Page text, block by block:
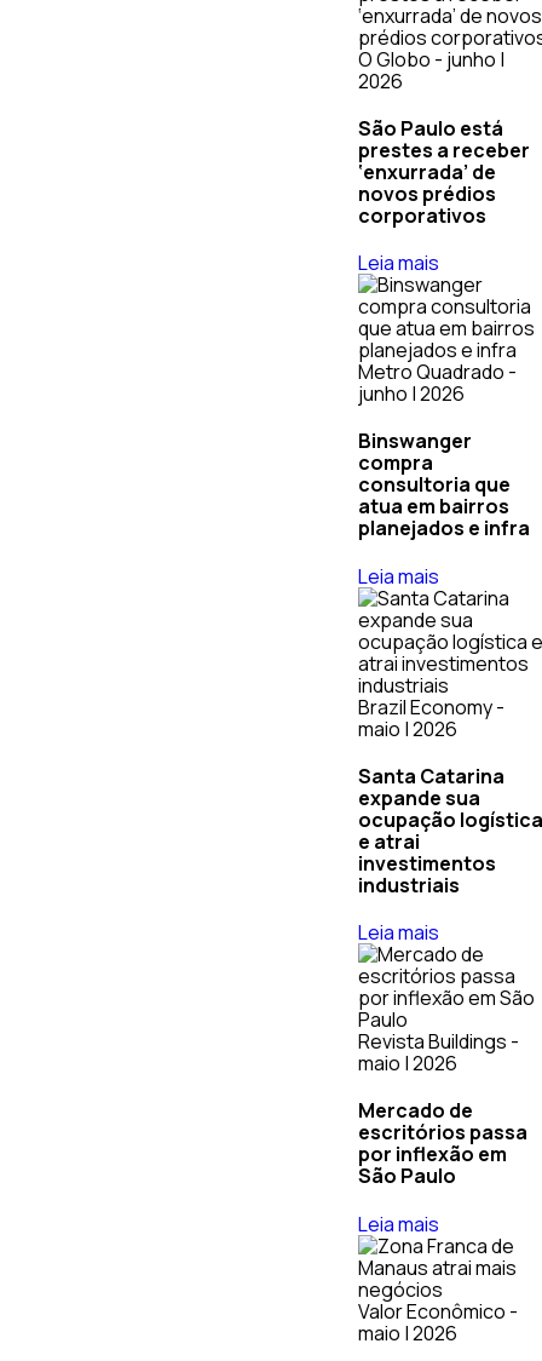
O Globo - junho |
2026
São Paulo está
prestes a receber
‘enxurrada’ de
novos prédios
corporativos
Leia mais
Metro Quadrado -
junho | 2026
Binswanger
compra
consultoria que
atua em bairros
planejados e infra
Leia mais
Brazil Economy -
maio | 2026
Santa Catarina
expande sua
ocupação
e atrai
investimentos
industriais
Leia mais
Revista Buildings -
maio | 2026
Mercado de
escritórios passa
por inflexão em
São Paulo
Leia mais
Valor Econômico -
maio | 2026